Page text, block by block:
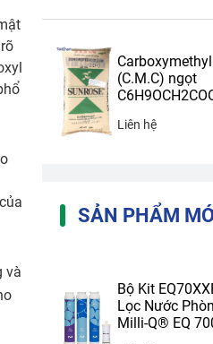
và
(C.M.C) ngọt
Liên hệ
SẢN PHẨM
Bộ Kit
Lọc Nước
Milli-Q® EQ